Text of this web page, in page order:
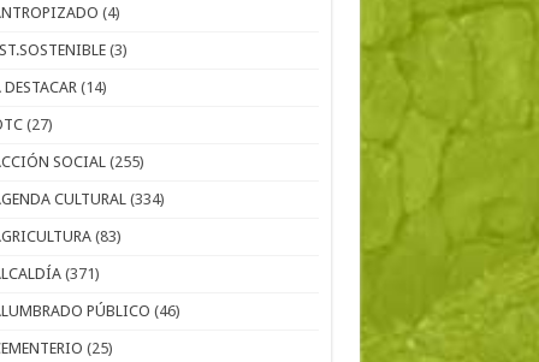
(4)
(3)
DESTACAR (14)
(27)
SOCIAL (255)
CULTURAL (334)
(83)
(371)
PÚBLICO (46)
(25)